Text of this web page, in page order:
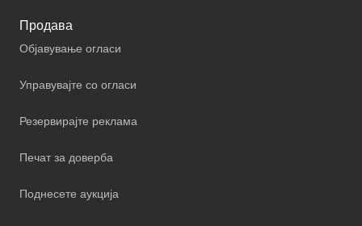
Продава
Објавување огласи
Управувајте со огласи
Резервирајте реклама
Печат за доверба
Поднесете аукција